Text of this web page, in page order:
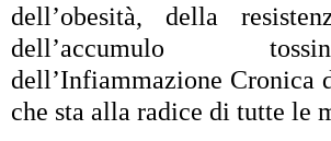
dell’obesità, della
dell’accumulo
dell’Infiammazione Cronica
che sta alla radice di tutte le